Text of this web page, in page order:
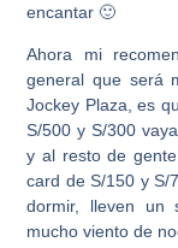
encantar 🙂
Ahora mi
general que será
Jockey Plaza, es
S/500 y S/300
y al resto de
card de S/150 y
dormir, lleven un
mucho viento de